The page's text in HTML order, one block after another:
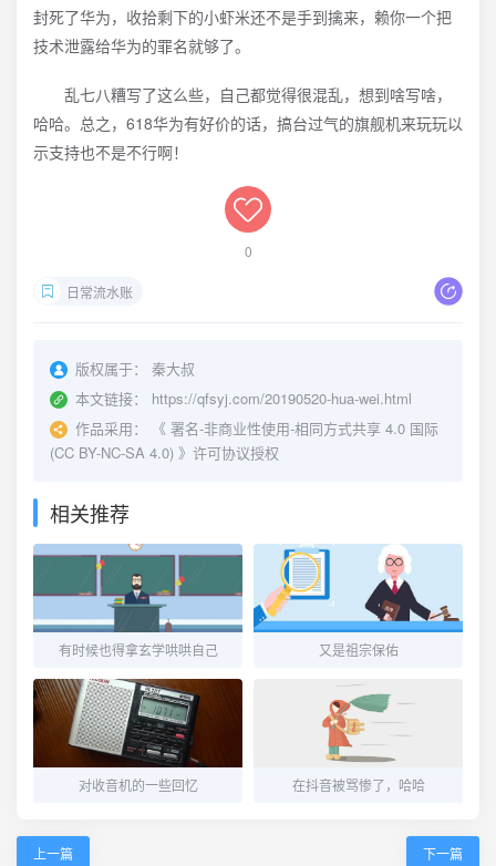
封死了华为，收拾剩下的小虾米还不是手到擒来，赖你一个把
技术泄露给华为的罪名就够了。
乱七八糟写了这么些，自己都觉得很混乱，想到啥写啥，
哈哈。总之，618华为有好价的话，搞台过气的旗舰机来玩玩以
示支持也不是不行啊！
0
日常流水账
版权属于：
秦大叔
本文链接：
https://qfsyj.com/20190520-hua-wei.html
作品采用：
《 署名-非商业性使用-相同方式共享 4.0 国际
(CC BY-NC-SA 4.0) 》许可协议授权
相关推荐
有时候也得拿玄学哄哄自己 又是祖宗保佑
对收音机的一些回忆 在抖音被骂惨了，哈哈
上一篇 下一篇